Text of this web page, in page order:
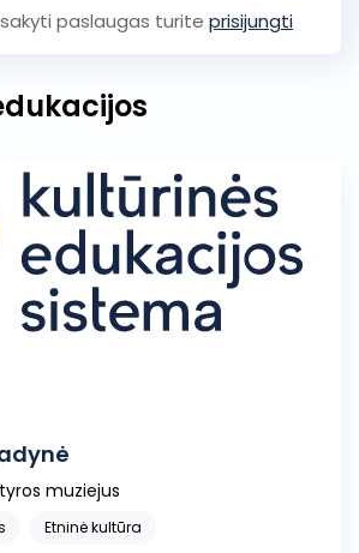
paslaugas turite prisijungti
muziejus
Etninė kultūra